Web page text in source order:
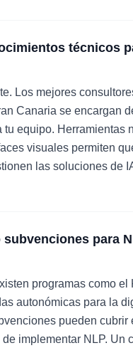
técnicos
Los mejores
Canaria se encargan
tu equipo. Herramientas
visuales permiten
las soluciones de
subvenciones para
programas como el
autonómicas para la
pueden cubrir
implementar NLP. Un